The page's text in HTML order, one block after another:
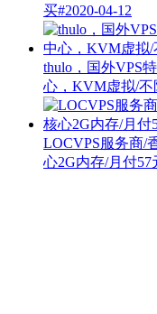
买#2020-04-12
thulo，国外VPS
心，KVM虚拟/不
LOCVPS服务商/
心2G内存/月付